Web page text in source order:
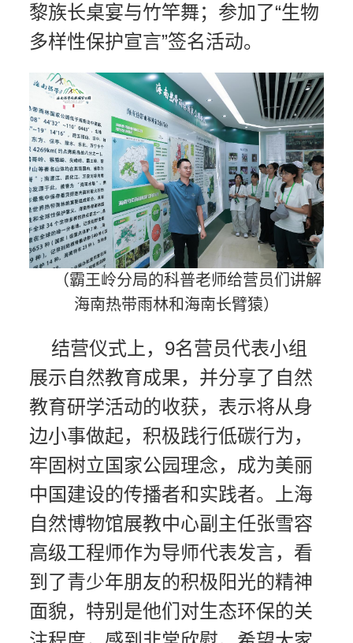
黎族长桌宴与竹竿舞；参加了“生物
多样性保护宣言”签名活动。
（霸王岭分局的科普老师给营员们讲解
海南热带雨林和海南长臂猿）
结营仪式上，9名营员代表小组
展示自然教育成果，并分享了自然
教育研学活动的收获，表示将从身
边小事做起，积极践行低碳行为，
牢固树立国家公园理念，成为美丽
中国建设的传播者和实践者。上海
自然博物馆展教中心副主任张雪容
高级工程师作为导师代表发言，看
到了青少年朋友的积极阳光的精神
面貌，特别是他们对生态环保的关